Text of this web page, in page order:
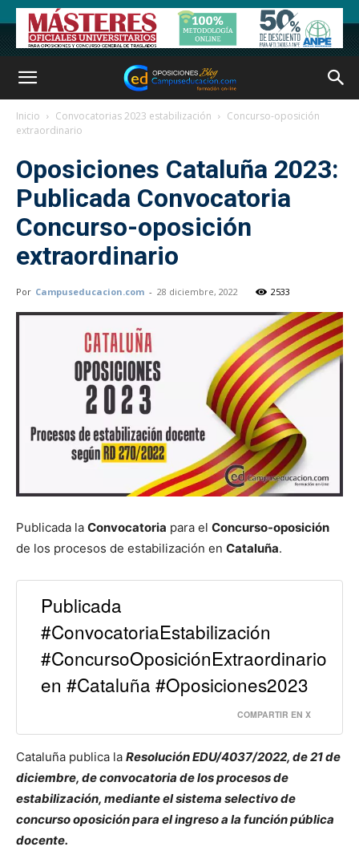
Inicio Convocatorias 2023 estabilización
Concurso-oposición
extraordinario
Oposiciones Cataluña 2023:
Publicada Convocatoria
Concurso-oposición
extraordinario
Por Campuseducacion.com - 28 diciembre, 2022 2533
Publicada la Convocatoria para el Concurso-oposición
de los procesos de estabilización en Cataluña.
Publicada
#ConvocatoriaEstabilización
#ConcursoOposiciónExtraordinario
en #Cataluña #Oposiciones2023
COMPARTIR EN X
Cataluña publica la Resolución EDU/4037/2022, de 21 de
diciembre, de convocatoria de los procesos de
estabilización, mediante el sistema selectivo de
concurso oposición para el ingreso a la función pública
docente.